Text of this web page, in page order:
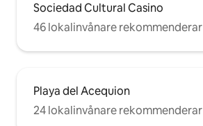
Sociedad Cultural Casino
46 lokalinvånare rekommenderar
Playa del Acequion
24 lokalinvånare rekommenderar